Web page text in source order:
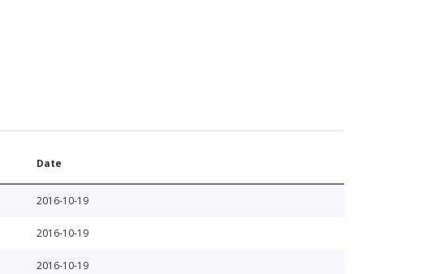
Date
2016-10-19
2016-10-19
2016-10-19